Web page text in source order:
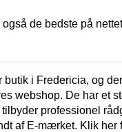
de bedste på
butik i Fredericia, og
webshop. De har et
professionel
af E-mærket. Klik her